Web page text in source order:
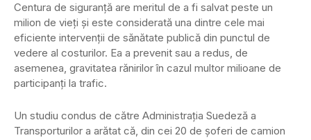
Centura de siguranță are meritul de a fi salvat peste un
milion de vieți și este considerată una dintre cele mai
eficiente intervenții de sănătate publică din punctul de
vedere al costurilor. Ea a prevenit sau a redus, de
asemenea, gravitatea rănirilor în cazul multor milioane de
participanți la trafic.
Un studiu condus de către Administrația Suedeză a
Transporturilor a arătat că, din cei 20 de șoferi de camion